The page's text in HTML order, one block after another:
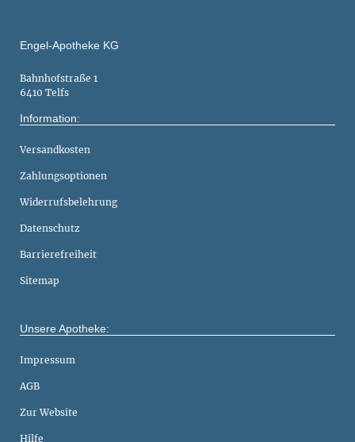
Engel-Apotheke KG
Bahnhofstraße 1
6410 Telfs
Information:
Versandkosten
Zahlungsoptionen
Widerrufsbelehrung
Datenschutz
Barrierefreiheit
Sitemap
Unsere Apotheke:
Impressum
AGB
Zur Website
Hilfe